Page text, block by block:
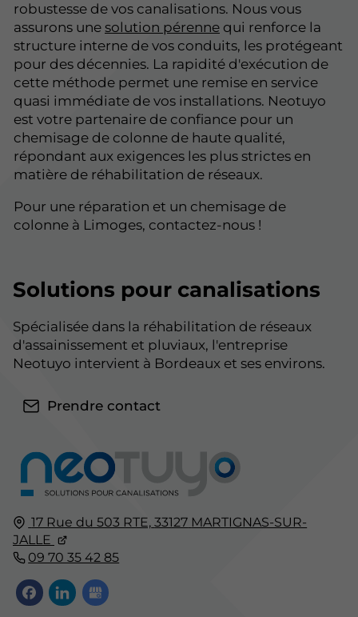
robustesse de vos canalisations. Nous vous
assurons une solution pérenne qui renforce la
structure interne de vos conduits, les protégeant
pour des décennies. La rapidité d'exécution de
cette méthode permet une remise en service
quasi immédiate de vos installations. Neotuyo
est votre partenaire de confiance pour un
chemisage de colonne de haute qualité,
répondant aux exigences les plus strictes en
matière de réhabilitation de réseaux.
Pour une réparation et un chemisage de
colonne à Limoges, contactez-nous !
17 Rue du 503 RTE, 33127 MARTIGNAS-SUR-
JALLE
09 70 35 42 85
Solutions pour canalisations
Spécialisée dans la réhabilitation de réseaux
d'assainissement et pluviaux, l'entreprise
Neotuyo intervient à Bordeaux et ses environs.
Prendre contact